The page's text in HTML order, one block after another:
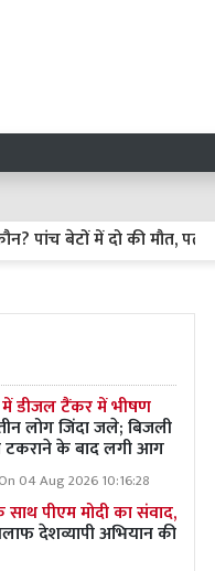
में दो की मौत, पत्नी शाइस्ता
डीजल टैंकर में भीषण
लोग जिंदा जले; बिजली
के बाद लगी आग
04 Aug 2026 10:16:28
पीएम मोदी का संवाद,
देशव्यापी अभियान की